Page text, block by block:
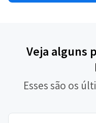
Veja alguns
Esses são os